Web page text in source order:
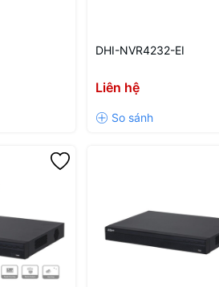
DHI-NVR4232-EI
Liên hệ